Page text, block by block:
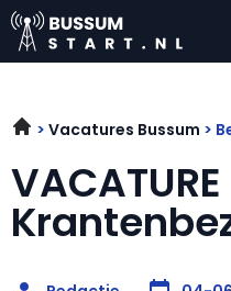
Vacatures Bussum
VACATURE